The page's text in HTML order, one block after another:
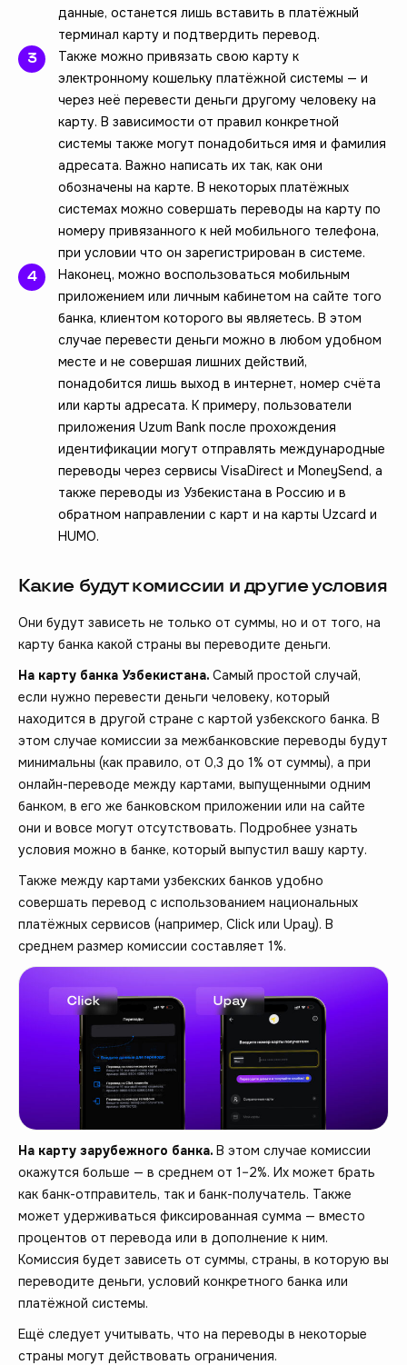
данные, останется лишь вставить в платёжный
терминал карту и подтвердить перевод.
Также можно привязать свою карту к
электронному кошельку платёжной системы — и
через неё перевести деньги другому человеку на
карту. В зависимости от правил конкретной
системы также могут понадобиться имя и фамилия
адресата. Важно написать их так, как они
обозначены на карте. В некоторых платёжных
системах можно совершать переводы на карту по
номеру привязанного к ней мобильного телефона,
при условии что он зарегистрирован в системе.
Наконец, можно воспользоваться мобильным
приложением или личным кабинетом на сайте того
банка, клиентом которого вы являетесь. В этом
случае перевести деньги можно в любом удобном
месте и не совершая лишних действий,
понадобится лишь выход в интернет, номер счёта
или карты адресата. К примеру, пользователи
приложения Uzum Bank после прохождения
идентификации могут отправлять международные
переводы через сервисы VisaDirect и MoneySend, а
также переводы из Узбекистана в Россию и в
обратном направлении с карт и на карты Uzcard и
HUMO.
Какие будут комиссии и другие условия
Они будут зависеть не только от суммы, но и от того, на
карту банка какой страны вы переводите деньги.
На карту банка Узбекистана. Самый простой случай,
если нужно перевести деньги человеку, который
находится в другой стране с картой узбекского банка. В
этом случае комиссии за межбанковские переводы будут
минимальны (как правило, от 0,3 до 1% от суммы), а при
онлайн-переводе между картами, выпущенными одним
банком, в его же банковском приложении или на сайте
они и вовсе могут отсутствовать. Подробнее узнать
условия можно в банке, который выпустил вашу карту.
Также между картами узбекских банков удобно
совершать перевод с использованием национальных
платёжных сервисов (например, Click или Upay). В
среднем размер комиссии составляет 1%.
На карту зарубежного банка. В этом случае комиссии
окажутся больше — в среднем от 1–2%. Их может брать
как банк-отправитель, так и банк-получатель. Также
может удерживаться фиксированная сумма — вместо
процентов от перевода или в дополнение к ним.
Комиссия будет зависеть от суммы, страны, в которую вы
переводите деньги, условий конкретного банка или
платёжной системы.
Ещё следует учитывать, что на переводы в некоторые
страны могут действовать ограничения.